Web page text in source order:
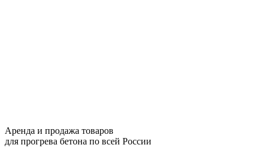
Аренда и продажа товаров
для прогрева бетона по всей России